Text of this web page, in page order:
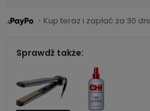
・Kup teraz i zapłać za 30 dni
Sprawdź także: